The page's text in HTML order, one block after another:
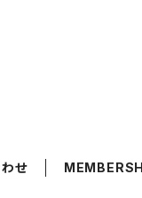
せ